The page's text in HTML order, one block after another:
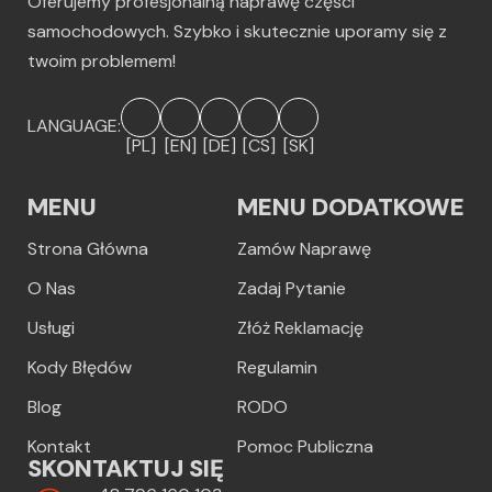
samochodowych. Szybko i skutecznie uporamy się z
twoim problemem!
LANGUAGE:
[PL] [EN] [DE] [CS] [SK]
MENU
Strona Główna
O Nas
Usługi
Kody Błędów
Blog
Kontakt
MENU DODATKOWE
Zamów Naprawę
Zadaj Pytanie
Złóż Reklamację
Regulamin
RODO
Pomoc Publiczna
SKONTAKTUJ SIĘ